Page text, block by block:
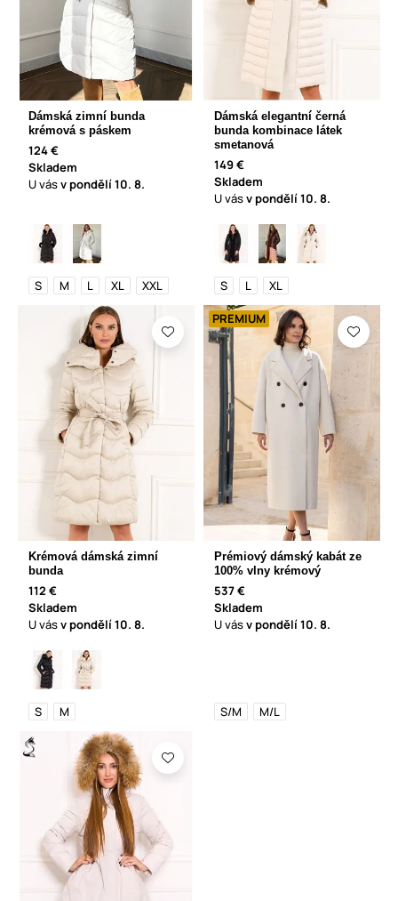
Dámská zimní bunda
krémová s páskem
124 €
Skladem
U vásv pondělí10. 8.
S M L XL XXL
Dámská elegantní černá
bunda kombinace látek
smetanová
149 €
Skladem
U vásv pondělí10. 8.
S L XL
Krémová dámská zimní
bunda
112 €
Skladem
U vásv pondělí10. 8.
S M
PREMIUM
Prémiový dámský kabát ze
100% vlny krémový
537 €
Skladem
U vásv pondělí10. 8.
S/M M/L